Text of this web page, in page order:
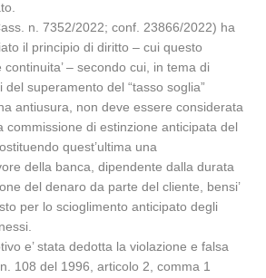
n. 7352/2022; conf. 23866/2022) ha
il principio di diritto – cui questo
– secondo cui, in tema di
superamento del “tasso soglia”
antiusura, non deve essere considerata
commissione di estinzione anticipata del
quest’ultima una
della banca, dipendente dalla durata
del denaro da parte del cliente, bensi’
per lo scioglimento anticipato degli
e’ stata dedotta la violazione e falsa
108 del 1996, articolo 2, comma 1